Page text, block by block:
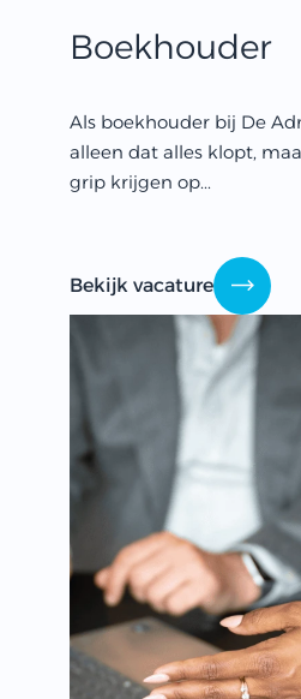
Boekhouder
Als boekhouder bij De
alleen dat alles klopt,
grip krijgen op...
Bekijk vacature